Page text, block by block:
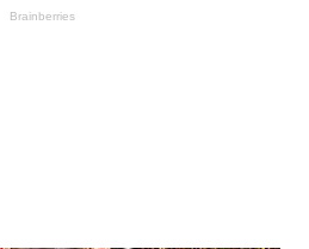
Brainberries